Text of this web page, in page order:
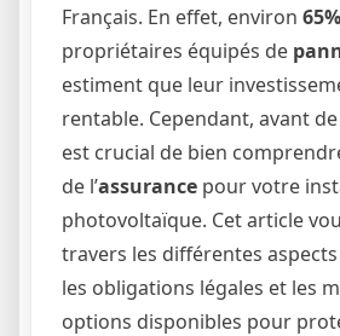
Français. En effet, environ 65%
propriétaires équipés de
estiment que leur
rentable. Cependant, avant
est crucial de bien
de l’assurance pour votre
photovoltaïque. Cet article
travers les différentes aspects
les obligations légales et les
options disponibles pour